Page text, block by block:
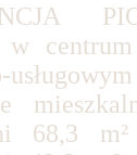
w
68,3